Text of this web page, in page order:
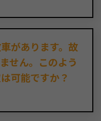
があります。故
せん。このよう
可能ですか？